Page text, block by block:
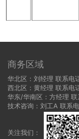
商务区域
华北区：刘经理 联系
西北区：黄经理 联系电
华东/华南区：方经理
技术咨询：刘工A 联系
关注我们：